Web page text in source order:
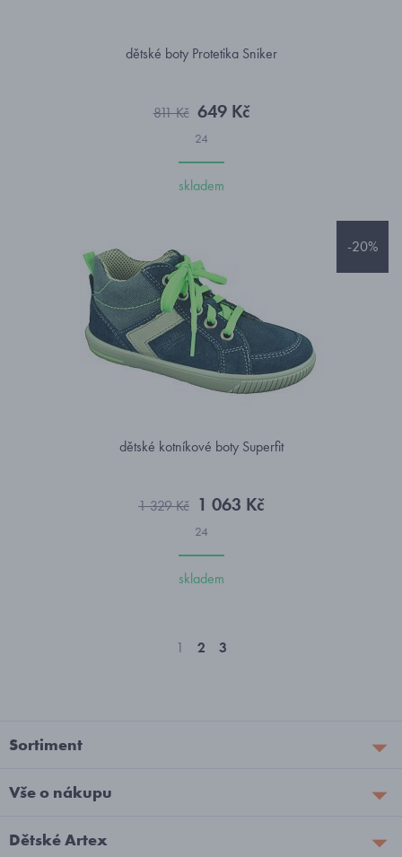
dětské boty Protetika Sniker
811 Kč 649 Kč
24
skladem
-20%
dětské kotníkové boty Superfit
1 329 Kč 1 063 Kč
24
skladem
1 2 3
Sortiment
Vše o nákupu
Dětské Artex